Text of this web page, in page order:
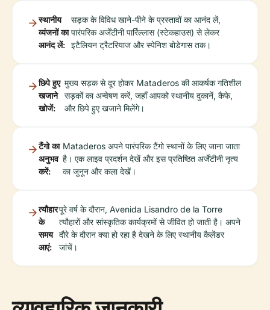
स्थानीय
व्यंजनों का
आनंद लें:
सड़क के विविध खाने-पीने के प्रस्तावों का आनंद लें,
पारंपरिक अर्जेंटीनी पार्रिल्लास (स्टेकहाउस) से लेकर
इटैलियन ट्रैटरियाज और स्पेनिश बोडेगास तक।
छिपे हुए
खजाने
खोजें:
मुख्य सड़क से दूर होकर Mataderos की आकर्षक गतिशील
सड़कों का अन्वेषण करें, जहाँ आपको स्थानीय दुकानें, कैफे,
और छिपे हुए खजाने मिलेंगे।
टैंगो का
अनुभव
करें:
Mataderos अपने पारंपरिक टैंगो स्थानों के लिए जाना जाता
है। एक लाइव प्रदर्शन देखें और इस प्रतिष्ठित अर्जेंटीनी नृत्य
का जुनून और कला देखें।
त्यौहार
के
समय
आएं:
पूरे वर्ष के दौरान, Avenida Lisandro de la Torre
त्यौहारों और सांस्कृतिक कार्यक्रमों से जीवित हो जाती है। अपने
दौरे के दौरान क्या हो रहा है देखने के लिए स्थानीय कैलेंडर
जांचें।